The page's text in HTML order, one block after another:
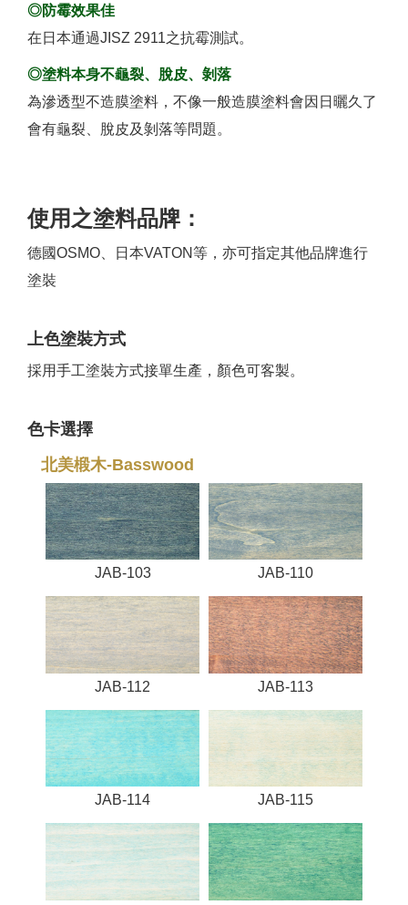
◎防霉效果佳
在日本通過JISZ 2911之抗霉測試。
◎塗料本身不龜裂、脫皮、剝落
為滲透型不造膜塗料，不像一般造膜塗料會因日曬久了
會有龜裂、脫皮及剝落等問題。
使用之塗料品牌：
德國OSMO、日本VATON等，亦可指定其他品牌進行
塗裝
上色塗裝方式
採用手工塗裝方式接單生產，顏色可客製。
色卡選擇
北美椴木-Basswood
JAB-103 JAB-110
JAB-112 JAB-113
JAB-114 JAB-115